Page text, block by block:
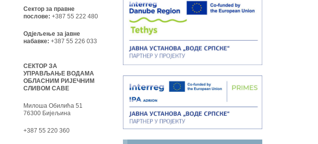
Сектор за правне
послове: +387 55 222 480
Одјељење за јавне
набавке: +387 55 226 033
СЕКТОР ЗА
УПРАВЉАЊЕ ВОДАМА
ОБЛАСНИМ РИЈЕЧНИМ
СЛИВОМ САВЕ
Милоша Обилића 51
76300 Бијељина
+387 55 220 360